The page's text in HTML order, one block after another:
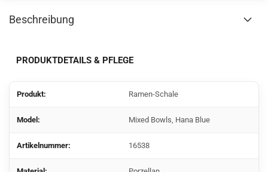
Beschreibung
PRODUKTDETAILS & PFLEGE
Produkt: Ramen-Schale
Model: Mixed Bowls, Hana Blue
Artikelnummer: 16538